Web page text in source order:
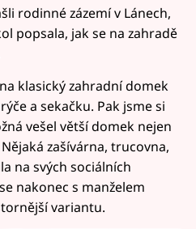
rodinné zázemí v Lánech,
popsala, jak se na zahradě
klasický zahradní domek
a sekačku. Pak jsme si
vešel větší domek nejen
zašívárna, trucovna,
na svých sociálních
nakonec s manželem
variantu.